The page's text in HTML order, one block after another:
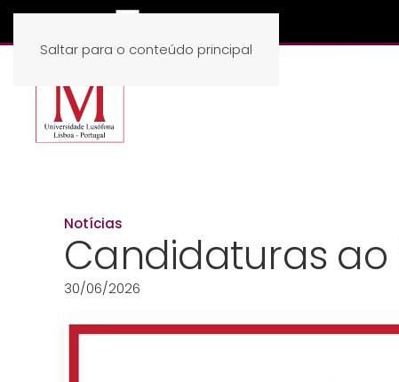
Saltar para o conteúdo principal
Notícias
Candidaturas
30/06/2026